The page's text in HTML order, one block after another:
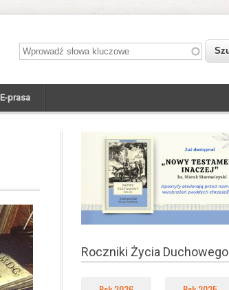
Wprowadź słowa kluczowe
E-prasa
Roczniki Życia Duchowego